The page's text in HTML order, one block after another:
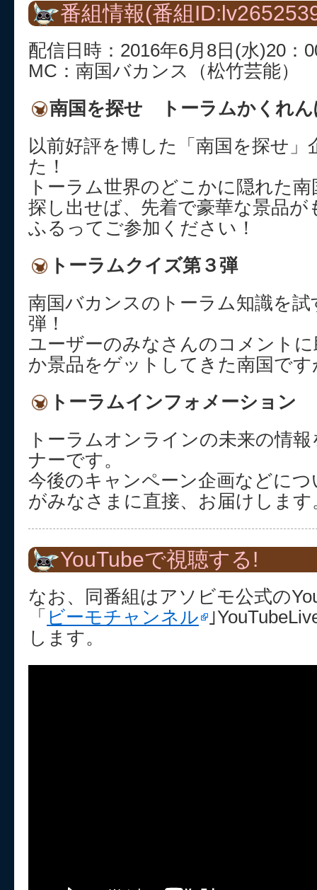
番組情報(番組
配信日時：2016年6月8日(水)20：
MC：南国バカンス（松竹芸能）
南国を探せ トーラムかくれん
以前好評を博した「南国を探せ
た！
トーラム世界のどこかに隠れた
探し出せば、先着で豪華な景品が
ふるってご参加ください！
トーラムクイズ第３弾
南国バカンスのトーラム知識を
弾！
ユーザーのみなさんのコメント
か景品をゲットしてきた南国です
トーラムインフォメーション
トーラムオンラインの未来の情
ナーです。
今後のキャンペーン企画などに
がみなさまに直接、お届けします
YouTubeで視聴する!
なお、同番組はアソビモ公式の
「 ビーモチャンネル
｣
します。